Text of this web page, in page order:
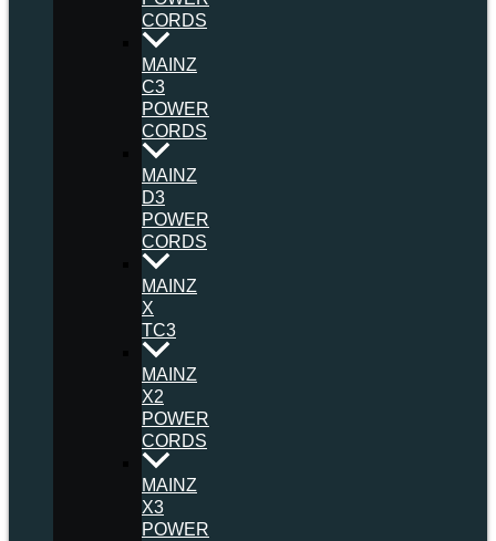
CORDS
MAINZ
C3
POWER
CORDS
MAINZ
D3
POWER
CORDS
MAINZ
X
TC3
MAINZ
X2
POWER
CORDS
MAINZ
X3
POWER